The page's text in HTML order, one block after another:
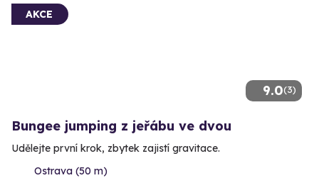
9.0(3)
AKCE
Bungee jumping z jeřábu ve dvou
Udělejte první krok, zbytek zajistí gravitace.
Ostrava (50 m)